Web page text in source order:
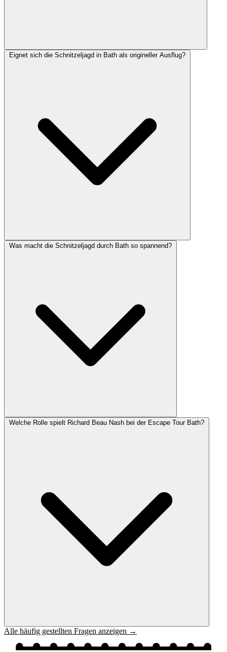
Eignet sich die Schnitzeljagd in Bath als origineller Ausflug?
Was macht die Schnitzeljagd durch Bath so spannend?
Welche Rolle spielt Richard Beau Nash bei der Escape Tour Bath?
Alle häufig gestellten Fragen anzeigen →